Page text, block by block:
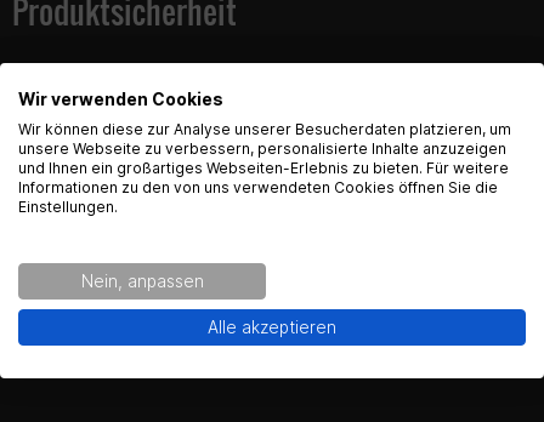
Produktsicherheit
Kontaktinformationen des Herstellers:
Gearparts GmbH
Im Langgewann 5-7
65719 Hofheim am Taunus
English Language recognized
Hey! Our Shop recognized that you are from USA.
Would you like to see the english Version of Radical
No thanks.
Wir verwenden Cookies
Wir können diese zur Analyse unserer Besucherdaten platzieren, um
unsere Webseite zu verbessern, personalisierte Inhalte anzuzeigen
und Ihnen ein großartiges Webseiten-Erlebnis zu bieten. Für weitere
Informationen zu den von uns verwendeten Cookies öffnen Sie die
Einstellungen.
Nein, anpassen
Alle akzeptieren